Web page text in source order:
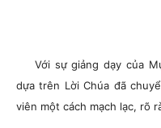
Với sự giảng dạy của
dựa trên Lời Chúa đã
viên một cách mạch lạc, rõ